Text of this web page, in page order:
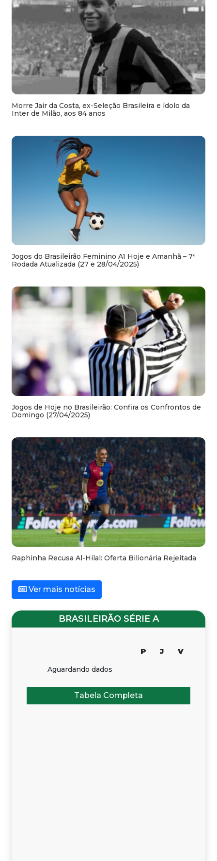
Morre Jair da Costa, ex-Seleção Brasileira e ídolo da
Inter de Milão, aos 84 anos
Jogos do Brasileirão Feminino A1 Hoje e Amanhã – 7ª
Rodada Atualizada (27 e 28/04/2025)
Jogos de Hoje no Brasileirão: Confira os Confrontos de
Domingo (27/04/2025)
Raphinha Recusa Al-Hilal: Oferta Bilionária Rejeitada
Ver mais notícias
BRASILEIRÃO SÉRIE A
P J V
Aguardando dados
Tabela Completa